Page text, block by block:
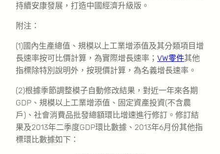
持續安康發展，打造中國經濟升級版。
附注：
(1)國內生產總值、規模以上工業增添值及其分類項目增
長速率按可比價計算，為實際增長速率； VW零件其他
指標除特別說明外，按現價計算，為名義增長速率。
(2)根據季節調整模子自動修改結果，對近一年來各期
GDP、規模以上工業增添值、固定資產投資(不含農
戶)、社會消費品批發總額環比增速進行修訂。修訂結
果及2013年二季度GDP環比數據、2013年6月份其他指
標環比數據如下：